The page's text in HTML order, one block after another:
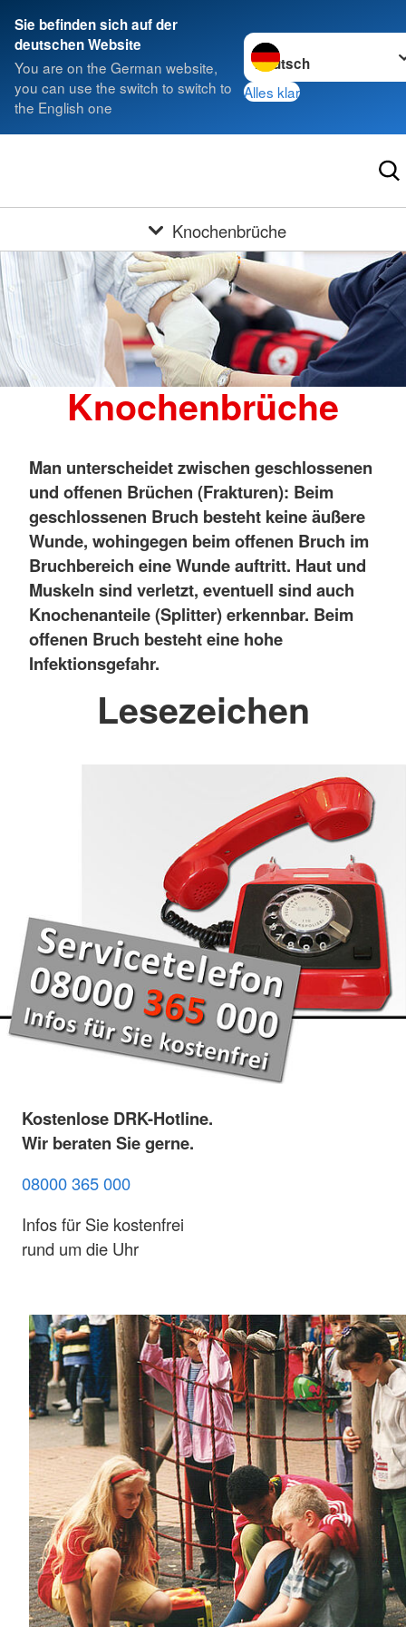
Sie befinden sich auf der
deutschen Website
You are on the German website,
you can use the switch to switch to
the English one
Sprache wechseln zu
Alles klar
Knochenbrüche
Knochenbrüche
Man unterscheidet zwischen geschlossenen
und offenen Brüchen (Frakturen): Beim
geschlossenen Bruch besteht keine äußere
Wunde, wohingegen beim offenen Bruch im
Bruchbereich eine Wunde auftritt. Haut und
Muskeln sind verletzt, eventuell sind auch
Knochenanteile (Splitter) erkennbar. Beim
offenen Bruch besteht eine hohe
Infektionsgefahr.
Lesezeichen
Kostenlose DRK-Hotline.
Wir beraten Sie gerne.
08000 365 000
Infos für Sie kostenfrei
rund um die Uhr